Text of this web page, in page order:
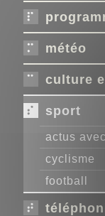
météo
culture
sport
actus
cyclisme
football